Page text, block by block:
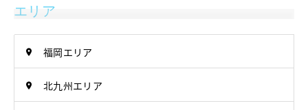
エリア
福岡エリア
北九州エリア